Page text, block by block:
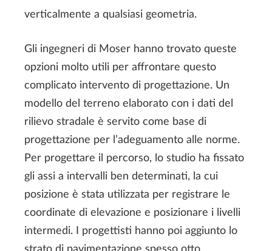
verticalmente a qualsiasi geometria.
Gli ingegneri di Moser hanno trovato queste
opzioni molto utili per affrontare questo
complicato intervento di progettazione. Un
modello del terreno elaborato con i dati del
rilievo stradale è servito come base di
progettazione per l’adeguamento alle norme.
Per progettare il percorso, lo studio ha fissato
gli assi a intervalli ben determinati, la cui
posizione è stata utilizzata per registrare le
coordinate di elevazione e posizionare i livelli
intermedi. I progettisti hanno poi aggiunto lo